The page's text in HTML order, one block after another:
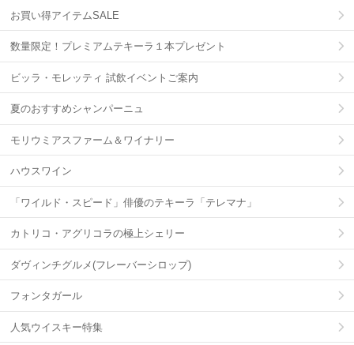
お買い得アイテムSALE
数量限定！プレミアムテキーラ１本プレゼント
ビッラ・モレッティ 試飲イベントご案内
夏のおすすめシャンパーニュ
モリウミアスファーム＆ワイナリー
ハウスワイン
「ワイルド・スピード」俳優のテキーラ「テレマナ」
カトリコ・アグリコラの極上シェリー
ダヴィンチグルメ(フレーバーシロップ)
フォンタガール
人気ウイスキー特集